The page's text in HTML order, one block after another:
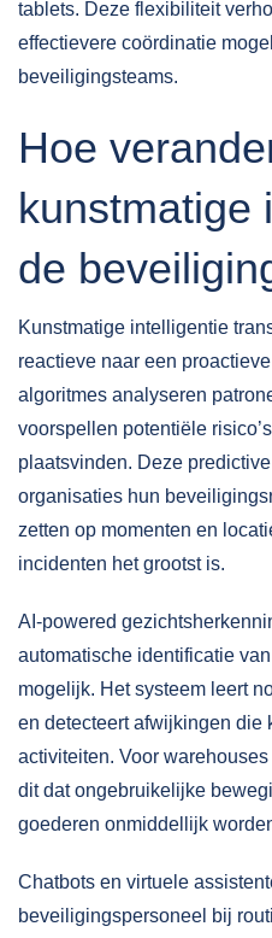
tablets. Deze flexibiliteit
effectievere coördinatie
beveiligingsteams.
Hoe
kunstmatige
de
Kunstmatige intelligentie
reactieve naar een
algoritmes analyseren
voorspellen potentiële
plaatsvinden. Deze
organisaties hun
zetten op momenten en
incidenten het grootst is.
AI-powered
automatische identificatie
mogelijk. Het systeem leert
en detecteert afwijkingen die
activiteiten. Voor
dit dat ongebruikelijke
goederen onmiddellijk
Chatbots en virtuele
beveiligingspersoneel bij